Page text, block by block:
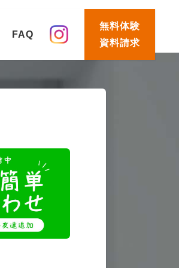
FAQ
無料体験
資料請求